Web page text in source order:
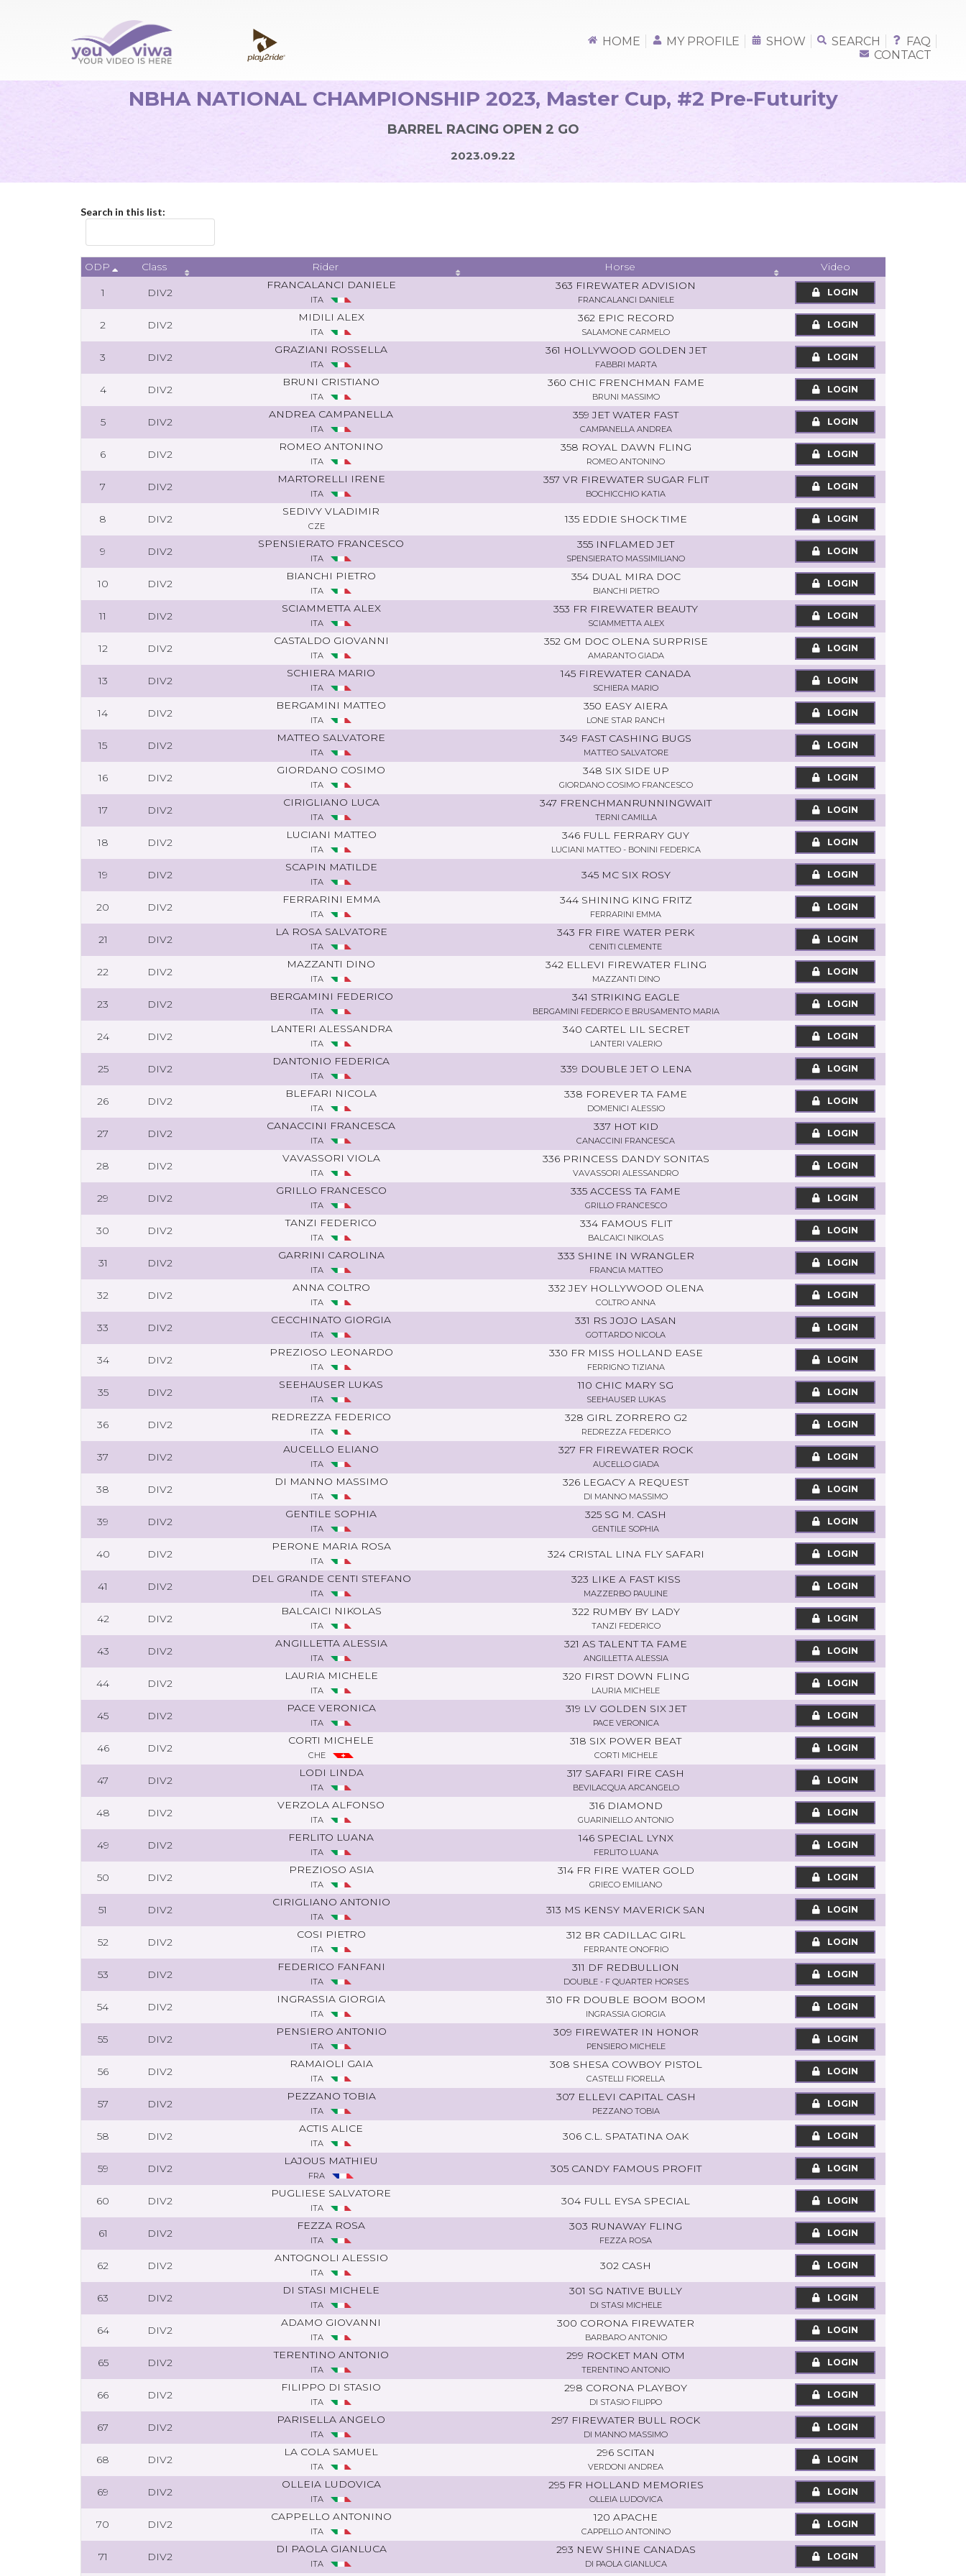
HOME MY PROFILE SHOW SEARCH
FAQ
CONTACT
NBHA NATIONAL CHAMPIONSHIP 2023, Master Cup, #2 Pre-Futurity
BARREL RACING OPEN 2 GO
2023.09.22
Search in this list:
ODP Class Rider Horse
Video
1
DIV2
FRANCALANCI DANIELE
ITA
363 FIREWATER ADVISION
FRANCALANCI DANIELE
LOGIN
2 DIV2
MIDILI ALEX
ITA
362 EPIC RECORD
SALAMONE CARMELO
LOGIN
3 DIV2
GRAZIANI ROSSELLA
ITA
361 HOLLYWOOD GOLDEN JET
FABBRI MARTA
LOGIN
4 DIV2
BRUNI CRISTIANO
ITA
360 CHIC FRENCHMAN FAME
BRUNI MASSIMO
LOGIN
5 DIV2
ANDREA CAMPANELLA
ITA
359 JET WATER FAST
CAMPANELLA ANDREA
LOGIN
6 DIV2
ROMEO ANTONINO
ITA
358 ROYAL DAWN FLING
ROMEO ANTONINO
LOGIN
7 DIV2
MARTORELLI IRENE
ITA
357 VR FIREWATER SUGAR FLIT
BOCHICCHIO KATIA
LOGIN
8 DIV2
SEDIVY VLADIMIR
CZE
135 EDDIE SHOCK TIME LOGIN
9 DIV2
SPENSIERATO FRANCESCO
ITA
355 INFLAMED JET
SPENSIERATO MASSIMILIANO
LOGIN
10 DIV2
BIANCHI PIETRO
ITA
354 DUAL MIRA DOC
BIANCHI PIETRO
LOGIN
11 DIV2
SCIAMMETTA ALEX
ITA
353 FR FIREWATER BEAUTY
SCIAMMETTA ALEX
LOGIN
12 DIV2
CASTALDO GIOVANNI
ITA
352 GM DOC OLENA SURPRISE
AMARANTO GIADA
LOGIN
13 DIV2
SCHIERA MARIO
ITA
145 FIREWATER CANADA
SCHIERA MARIO
LOGIN
14 DIV2
BERGAMINI MATTEO
ITA
350 EASY AIERA
LONE STAR RANCH
LOGIN
15 DIV2
MATTEO SALVATORE
ITA
349 FAST CASHING BUGS
MATTEO SALVATORE
LOGIN
16 DIV2
GIORDANO COSIMO
ITA
348 SIX SIDE UP
GIORDANO COSIMO FRANCESCO
LOGIN
17 DIV2
CIRIGLIANO LUCA
ITA
347 FRENCHMANRUNNINGWAIT
TERNI CAMILLA
LOGIN
18 DIV2
LUCIANI MATTEO
ITA
346 FULL FERRARY GUY
LUCIANI MATTEO - BONINI FEDERICA
LOGIN
19 DIV2
SCAPIN MATILDE
ITA
345 MC SIX ROSY LOGIN
20 DIV2
FERRARINI EMMA
ITA
344 SHINING KING FRITZ
FERRARINI EMMA
LOGIN
21 DIV2
LA ROSA SALVATORE
ITA
343 FR FIRE WATER PERK
CENITI CLEMENTE
LOGIN
22 DIV2
MAZZANTI DINO
ITA
342 ELLEVI FIREWATER FLING
MAZZANTI DINO
LOGIN
23 DIV2
BERGAMINI FEDERICO
ITA
341 STRIKING EAGLE
BERGAMINI FEDERICO E BRUSAMENTO MARIA
LOGIN
24 DIV2
LANTERI ALESSANDRA
ITA
340 CARTEL LIL SECRET
LANTERI VALERIO
LOGIN
25 DIV2
DANTONIO FEDERICA
ITA
339 DOUBLE JET O LENA LOGIN
26 DIV2
BLEFARI NICOLA
ITA
338 FOREVER TA FAME
DOMENICI ALESSIO
LOGIN
27 DIV2
CANACCINI FRANCESCA
ITA
337 HOT KID
CANACCINI FRANCESCA
LOGIN
28 DIV2
VAVASSORI VIOLA
ITA
336 PRINCESS DANDY SONITAS
VAVASSORI ALESSANDRO
LOGIN
29 DIV2
GRILLO FRANCESCO
ITA
335 ACCESS TA FAME
GRILLO FRANCESCO
LOGIN
30 DIV2
TANZI FEDERICO
ITA
334 FAMOUS FLIT
BALCAICI NIKOLAS
LOGIN
31 DIV2
GARRINI CAROLINA
ITA
333 SHINE IN WRANGLER
FRANCIA MATTEO
LOGIN
32 DIV2
ANNA COLTRO
ITA
332 JEY HOLLYWOOD OLENA
COLTRO ANNA
LOGIN
33 DIV2
CECCHINATO GIORGIA
ITA
331 RS JOJO LASAN
GOTTARDO NICOLA
LOGIN
34 DIV2
PREZIOSO LEONARDO
ITA
330 FR MISS HOLLAND EASE
FERRIGNO TIZIANA
LOGIN
35 DIV2
SEEHAUSER LUKAS
ITA
110 CHIC MARY SG
SEEHAUSER LUKAS
LOGIN
36 DIV2
REDREZZA FEDERICO
ITA
328 GIRL ZORRERO G2
REDREZZA FEDERICO
LOGIN
37 DIV2
AUCELLO ELIANO
ITA
327 FR FIREWATER ROCK
AUCELLO GIADA
LOGIN
38 DIV2
DI MANNO MASSIMO
ITA
326 LEGACY A REQUEST
DI MANNO MASSIMO
LOGIN
39 DIV2
GENTILE SOPHIA
ITA
325 SG M. CASH
GENTILE SOPHIA
LOGIN
40 DIV2
PERONE MARIA ROSA
ITA
324 CRISTAL LINA FLY SAFARI LOGIN
41 DIV2
DEL GRANDE CENTI STEFANO
ITA
323 LIKE A FAST KISS
MAZZERBO PAULINE
LOGIN
42 DIV2
BALCAICI NIKOLAS
ITA
322 RUMBY BY LADY
TANZI FEDERICO
LOGIN
43 DIV2
ANGILLETTA ALESSIA
ITA
321 AS TALENT TA FAME
ANGILLETTA ALESSIA
LOGIN
44 DIV2
LAURIA MICHELE
ITA
320 FIRST DOWN FLING
LAURIA MICHELE
LOGIN
45 DIV2
PACE VERONICA
ITA
319 LV GOLDEN SIX JET
PACE VERONICA
LOGIN
46 DIV2
CORTI MICHELE
CHE
318 SIX POWER BEAT
CORTI MICHELE
LOGIN
47 DIV2
LODI LINDA
ITA
317 SAFARI FIRE CASH
BEVILACQUA ARCANGELO
LOGIN
48 DIV2
VERZOLA ALFONSO
ITA
316 DIAMOND
GUARINIELLO ANTONIO
LOGIN
49 DIV2
FERLITO LUANA
ITA
146 SPECIAL LYNX
FERLITO LUANA
LOGIN
50 DIV2
PREZIOSO ASIA
ITA
314 FR FIRE WATER GOLD
GRIECO EMILIANO
LOGIN
51 DIV2
CIRIGLIANO ANTONIO
ITA
313 MS KENSY MAVERICK SAN LOGIN
52 DIV2
COSI PIETRO
ITA
312 BR CADILLAC GIRL
FERRANTE ONOFRIO
LOGIN
53 DIV2
FEDERICO FANFANI
ITA
311 DF REDBULLION
DOUBLE - F QUARTER HORSES
LOGIN
54 DIV2
INGRASSIA GIORGIA
ITA
310 FR DOUBLE BOOM BOOM
INGRASSIA GIORGIA
LOGIN
55 DIV2
PENSIERO ANTONIO
ITA
309 FIREWATER IN HONOR
PENSIERO MICHELE
LOGIN
56 DIV2
RAMAIOLI GAIA
ITA
308 SHESA COWBOY PISTOL
CASTELLI FIORELLA
LOGIN
57 DIV2
PEZZANO TOBIA
ITA
307 ELLEVI CAPITAL CASH
PEZZANO TOBIA
LOGIN
58 DIV2
ACTIS ALICE
ITA
306 C.L. SPATATINA OAK LOGIN
59 DIV2
LAJOUS MATHIEU
FRA
305 CANDY FAMOUS PROFIT LOGIN
60 DIV2
PUGLIESE SALVATORE
ITA
304 FULL EYSA SPECIAL LOGIN
61 DIV2
FEZZA ROSA
ITA
303 RUNAWAY FLING
FEZZA ROSA
LOGIN
62 DIV2
ANTOGNOLI ALESSIO
ITA
302 CASH LOGIN
63 DIV2
DI STASI MICHELE
ITA
301 SG NATIVE BULLY
DI STASI MICHELE
LOGIN
64 DIV2
ADAMO GIOVANNI
ITA
300 CORONA FIREWATER
BARBARO ANTONIO
LOGIN
65 DIV2
TERENTINO ANTONIO
ITA
299 ROCKET MAN OTM
TERENTINO ANTONIO
LOGIN
66 DIV2
FILIPPO DI STASIO
ITA
298 CORONA PLAYBOY
DI STASIO FILIPPO
LOGIN
67 DIV2
PARISELLA ANGELO
ITA
297 FIREWATER BULL ROCK
DI MANNO MASSIMO
LOGIN
68 DIV2
LA COLA SAMUEL
ITA
296 SCITAN
VERDONI ANDREA
LOGIN
69 DIV2
OLLEIA LUDOVICA
ITA
295 FR HOLLAND MEMORIES
OLLEIA LUDOVICA
LOGIN
70 DIV2
CAPPELLO ANTONINO
ITA
120 APACHE
CAPPELLO ANTONINO
LOGIN
71 DIV2
DI PAOLA GIANLUCA
ITA
293 NEW SHINE CANADAS
DI PAOLA GIANLUCA
LOGIN